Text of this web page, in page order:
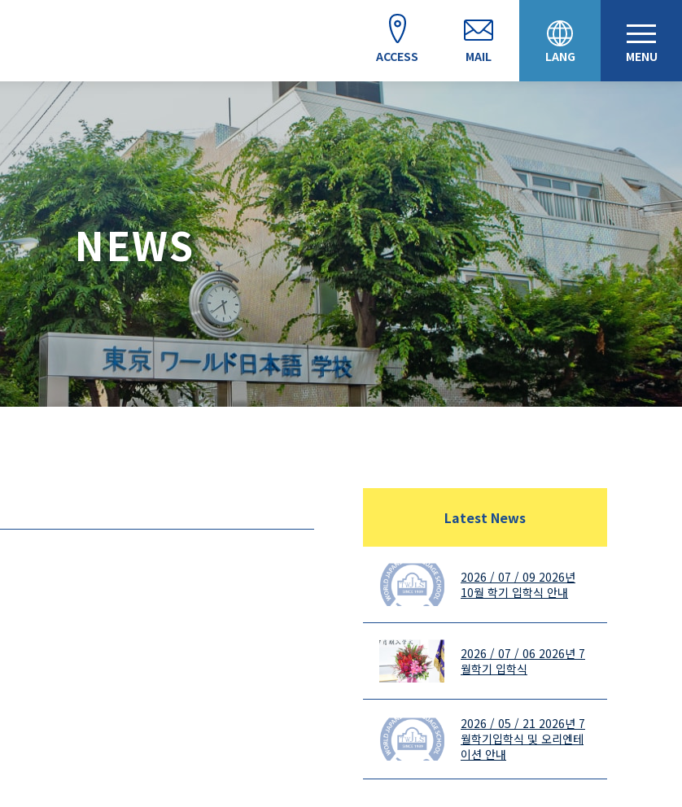
ACCESS MAIL LANG MENU
日本語
English
中文（简体）
한국어
Tiếng Việt
NEWS
Latest News
2026 / 07 / 09 2026년
10월 학기 입학식 안내
2026 / 07 / 06 2026년 7
월학기 입학식
2026 / 05 / 21 2026년 7
월학기입학식 및 오리엔테
이션 안내